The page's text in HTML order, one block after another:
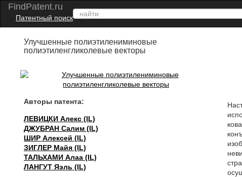
FindPatent.ru
Патентный поиск
Улучшенные полиэтилениминовые
полиэтиленгликолевые векторы
Авторы патента:
ЛЕВИЦКИ Алекс (IL)
ДЖУБРАН Салим (IL)
ШИР Алексей (IL)
ЗИГЛЕР Майя (IL)
ТАЛЬХАМИ Алаа (IL)
ЛАНГУТ Яэль (IL)